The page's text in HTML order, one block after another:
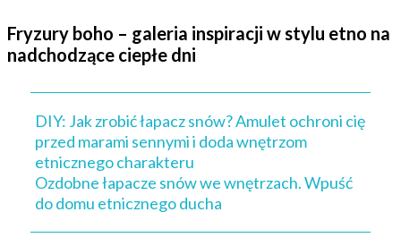
Fryzury boho – galeria inspiracji w stylu etno na
nadchodzące ciepłe dni
DIY: Jak zrobić łapacz snów? Amulet ochroni cię
przed marami sennymi i doda wnętrzom
etnicznego charakteru
Ozdobne łapacze snów we wnętrzach. Wpuść
do domu etnicznego ducha